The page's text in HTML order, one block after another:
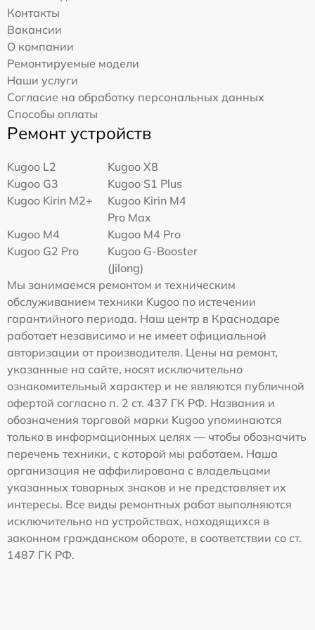
Контакты
Вакансии
О компании
Ремонтируемые модели
Наши услуги
Согласие на обработку персональных данных
Способы оплаты
Ремонт устройств
Kugoo L2
Kugoo X8
Kugoo G3
Kugoo S1 Plus
Kugoo Kirin M2+
Kugoo Kirin M4
Pro Max
Kugoo M4
Kugoo M4 Pro
Kugoo G2 Pro
Kugoo G-Booster
(Jilong)
Мы занимаемся ремонтом и техническим
обслуживанием техники Kugoo по истечении
гарантийного периода. Наш центр в Краснодаре
работает независимо и не имеет официальной
авторизации от производителя. Цены на ремонт,
указанные на сайте, носят исключительно
ознакомительный характер и не являются публичной
офертой согласно п. 2 ст. 437 ГК РФ. Названия и
обозначения торговой марки Kugoo упоминаются
только в информационных целях — чтобы обозначить
перечень техники, с которой мы работаем. Наша
организация не аффилирована с владельцами
указанных товарных знаков и не представляет их
интересы. Все виды ремонтных работ выполняются
исключительно на устройствах, находящихся в
законном гражданском обороте, в соответствии со ст.
1487 ГК РФ.